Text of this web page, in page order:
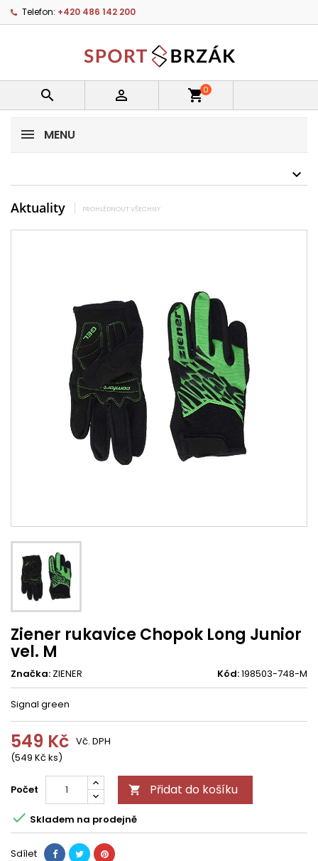
Telefon: +420 486 142 200
  shopping_cart0
MENU
Aktuality PROHLÉDNOUT VŠECHNY
Ziener rukavice Chopok Long Junior
vel. M
Značka: ZIENER Kód:198503-748-M
Signal green
549 Kč
(549 Kč ks)
Vč. DPH
Počet  Přidat do košíku
 Skladem na prodejně
Sdílet